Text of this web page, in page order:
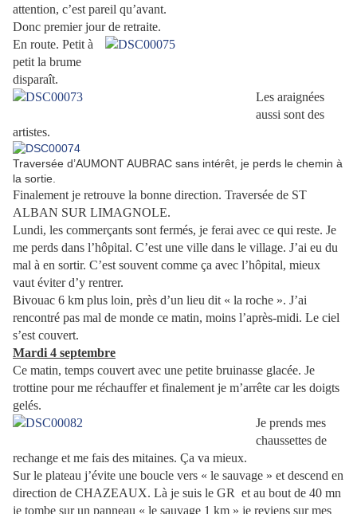
attention, c’est pareil qu’avant.
Donc premier jour de retraite.
En route. Petit à
petit la brume
disparaît.
Les araignées
aussi sont des
artistes.
Traversée d’AUMONT AUBRAC sans intérêt, je perds le chemin à
la sortie.
Finalement je retrouve la bonne direction. Traversée de ST
ALBAN SUR LIMAGNOLE.
Lundi, les commerçants sont fermés, je ferai avec ce qui reste. Je
me perds dans l’hôpital. C’est une ville dans le village. J’ai eu du
mal à en sortir. C’est souvent comme ça avec l’hôpital, mieux
vaut éviter d’y rentrer.
Bivouac 6 km plus loin, près d’un lieu dit « la roche ». J’ai
rencontré pas mal de monde ce matin, moins l’après-midi. Le ciel
s’est couvert.
Mardi 4 septembre
Ce matin, temps couvert avec une petite bruinasse glacée. Je
trottine pour me réchauffer et finalement je m’arrête car les doigts
gelés.
Je prends mes
chaussettes de
rechange et me fais des mitaines. Ça va mieux.
Sur le plateau j’évite une boucle vers « le sauvage » et descend en
direction de CHAZEAUX. Là je suis le GR et au bout de 40 mn
je tombe sur un panneau « le sauvage 1 km » je reviens sur mes